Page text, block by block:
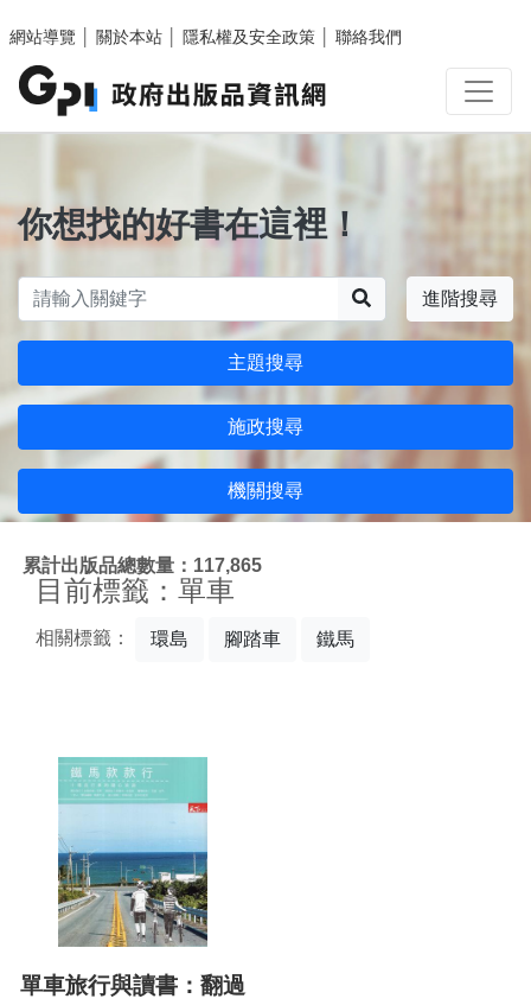
網站導覽
關於本站 隱私權及安全政策 聯絡我們
你想找的好書在這裡！
進階搜尋
主題搜尋
施政搜尋
機關搜尋
累計出版品總數量：117,865
目前標籤：單車
相關標籤： 環島 腳踏車 鐵馬
單車旅行與讀書：翻過